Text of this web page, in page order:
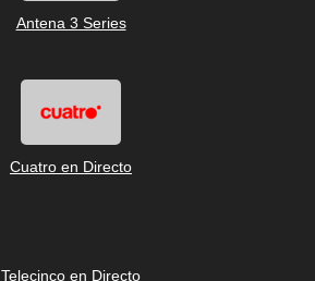
Antena 3 Series
Cuatro en Directo
Telecinco en Directo